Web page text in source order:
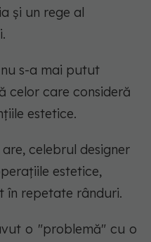
și un rege al
s-a mai putut
celor care consideră
estetice.
celebrul designer
estetice,
în repetate rânduri.
o "problemă" cu o